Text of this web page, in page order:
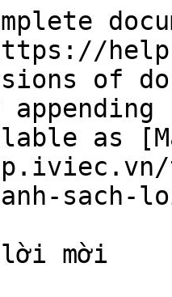
of
as
sach-
lời mời